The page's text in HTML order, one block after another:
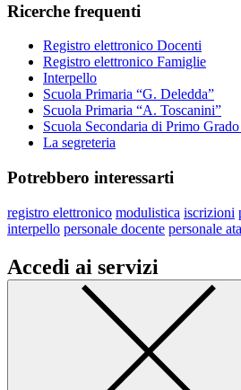
Ricerche frequenti
Registro elettronico Docenti
Registro elettronico Famiglie
Interpello
Scuola Primaria “G. Deledda”
Scuola Primaria “A. Toscanini”
Scuola Secondaria di Primo
La segreteria
Potrebbero interessarti
registro elettronico modulistica iscrizioni
interpello personale docente personale ata
Accedi ai servizi